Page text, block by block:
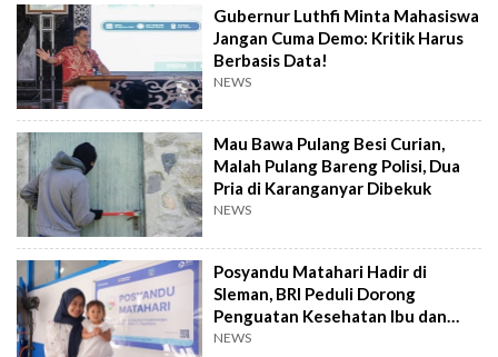
Gubernur Luthfi Minta Mahasiswa
Jangan Cuma Demo: Kritik Harus
Berbasis Data!
NEWS
Mau Bawa Pulang Besi Curian,
Malah Pulang Bareng Polisi, Dua
Pria di Karanganyar Dibekuk
NEWS
Posyandu Matahari Hadir di
Sleman, BRI Peduli Dorong
Penguatan Kesehatan Ibu dan
Anak
NEWS